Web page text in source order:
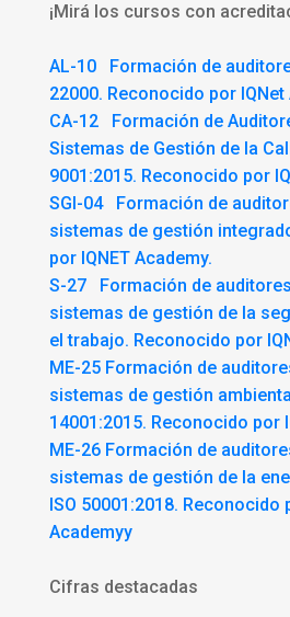
¡Mirá los cursos con
AL-10 Formación de
22000. Reconocido por IQNet
CA-12 Formación de
Sistemas de Gestión de la
9001:2015. Reconocido por
SGI-04 Formación de
sistemas de gestión
por IQNET Academy.
S-27 Formación de
sistemas de gestión de la
el trabajo. Reconocido por
ME-25 Formación de
sistemas de gestión
14001:2015. Reconocido por
ME-26 Formación de
sistemas de gestión de la
ISO 50001:2018. Reconocido
Academyy
Cifras destacadas